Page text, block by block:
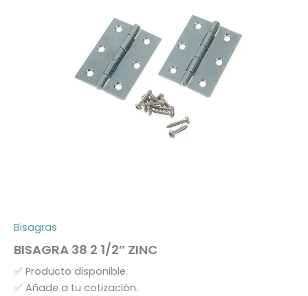
Bisagras
BISAGRA 38 2 1/2″ ZINC
✅ Producto disponible.
✅ Añade a tu cotización.